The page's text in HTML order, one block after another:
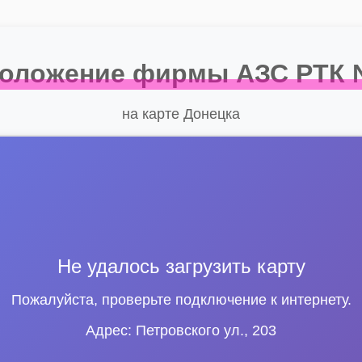
фирмы АЗС РТК
на карте Донецка
Не удалось загрузить карту
Пожалуйста, проверьте подключение к интернету.
Адрес: Петровского ул., 203